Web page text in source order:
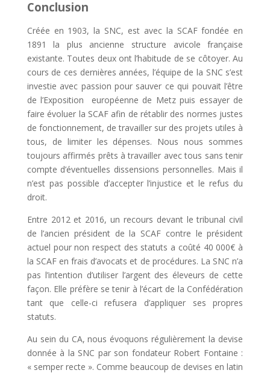
Conclusion
Créée en 1903, la SNC, est avec la SCAF fondée en
1891 la plus ancienne structure avicole française
existante. Toutes deux ont l’habitude de se côtoyer. Au
cours de ces dernières années, l’équipe de la SNC s’est
investie avec passion pour sauver ce qui pouvait l’être
de l’Exposition européenne de Metz puis essayer de
faire évoluer la SCAF afin de rétablir des normes justes
de fonctionnement, de travailler sur des projets utiles à
tous, de limiter les dépenses. Nous nous sommes
toujours affirmés prêts à travailler avec tous sans tenir
compte d’éventuelles dissensions personnelles. Mais il
n’est pas possible d’accepter l’injustice et le refus du
droit.
Entre 2012 et 2016, un recours devant le tribunal civil
de l’ancien président de la SCAF contre le président
actuel pour non respect des statuts a coûté 40 000€ à
la SCAF en frais d’avocats et de procédures. La SNC n’a
pas l’intention d’utiliser l’argent des éleveurs de cette
façon. Elle préfère se tenir à l’écart de la Confédération
tant que celle-ci refusera d’appliquer ses propres
statuts.
Au sein du CA, nous évoquons régulièrement la devise
donnée à la SNC par son fondateur Robert Fontaine :
« semper recte ». Comme beaucoup de devises en latin